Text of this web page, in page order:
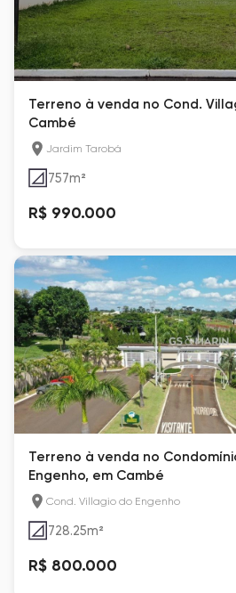
Terreno à venda no Cond.
Cambé
Jardim Tarobá
757m²
R$ 990.000
Terreno à venda no
Engenho, em Cambé
Cond. Villagio do Engenho
728.25m²
R$ 800.000